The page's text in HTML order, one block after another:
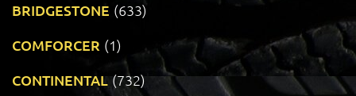
BRIDGESTONE (633)
COMFORCER (1)
CONTINENTAL (732)